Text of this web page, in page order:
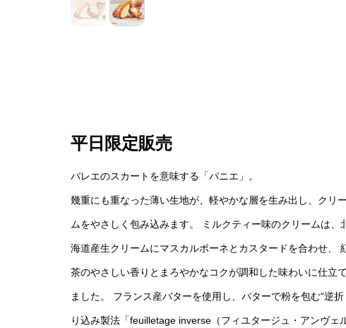
平日限定販売
バレエのスカートを意味する「パニエ」。
幾重にも重なった薄い生地が、軽やかな層を生み出し、クリー
ムをやさしく包み込みます。 ミルクティー味のクリームは、
海道産生クリームにマスカルポーネとカスタードを合わせ、
茶のやさしい香りとまろやかなコクが調和した味わいに仕立て
ました。 フランス産バターを使用し、バターで粉を包む“逆折
り込み製法「feuilletage inverse（フィユタージュ・アンヴェ